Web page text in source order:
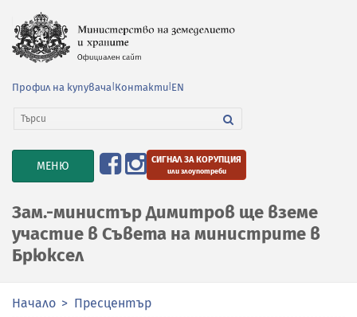
Профил на купувача Контакти EN
TOGGLE
NAVIGATION
МЕНЮ СИГНАЛ ЗА КОРУПЦИЯ
или злоупотреби
Зам.-министър Димитров ще вземе
участие в Съвета на министрите в
Брюксел
Начало Пресцентър